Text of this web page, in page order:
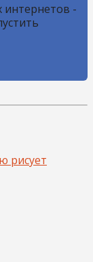
интернетов -
рисует